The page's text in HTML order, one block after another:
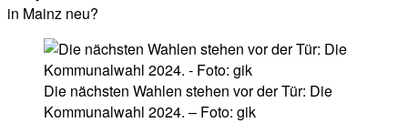
in Mainz neu?
Die nächsten Wahlen stehen vor der Tür: Die
Kommunalwahl 2024. – Foto: gik